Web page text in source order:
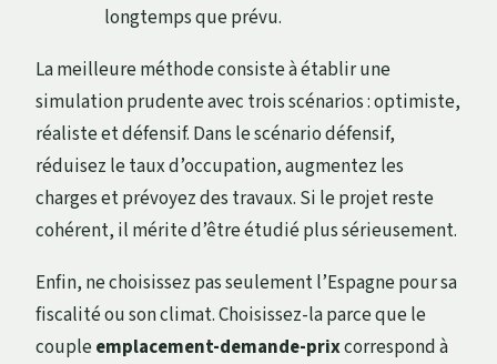
longtemps que prévu.
La meilleure méthode consiste à établir une
simulation prudente avec trois scénarios : optimiste,
réaliste et défensif. Dans le scénario défensif,
réduisez le taux d’occupation, augmentez les
charges et prévoyez des travaux. Si le projet reste
cohérent, il mérite d’être étudié plus sérieusement.
Enfin, ne choisissez pas seulement l’Espagne pour sa
fiscalité ou son climat. Choisissez-la parce que le
coupleemplacement-demande-prixcorrespond à